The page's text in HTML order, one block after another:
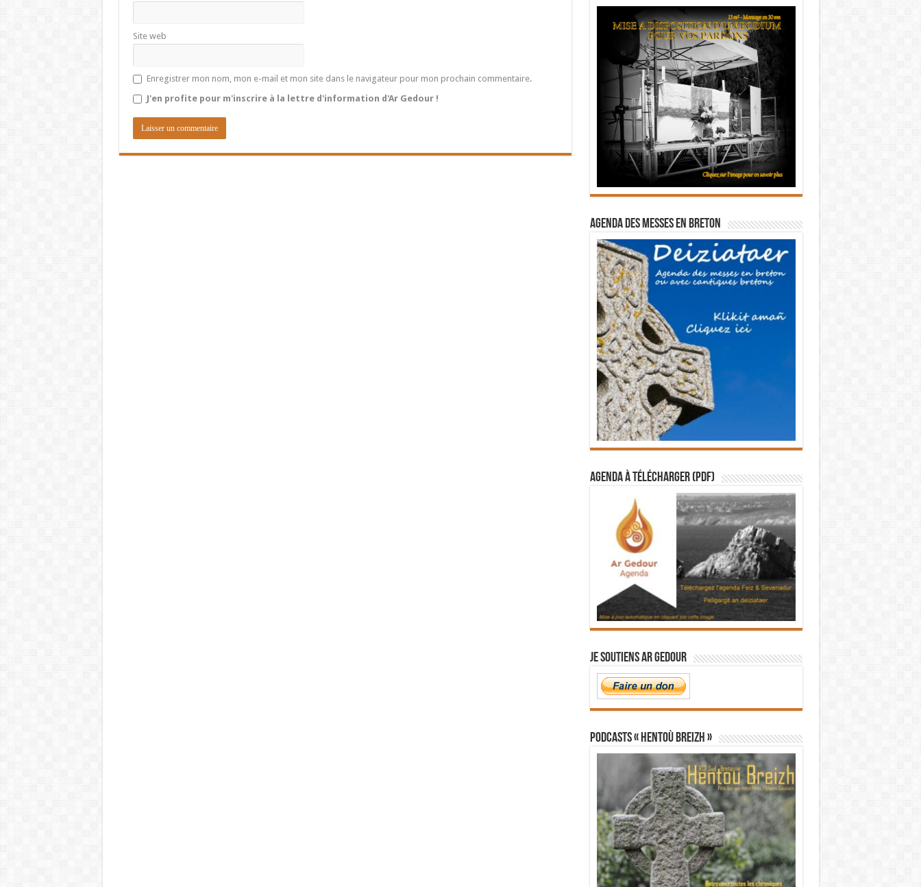
Site web
Enregistrer mon nom, mon e-mail et mon site dans le navigateur pour mon prochain commentaire.
J'en profite pour m'inscrire à la lettre d'information d'Ar Gedour !
Agenda des messes en breton
Agenda à télécharger (PDF)
Je soutiens Ar Gedour
PODCASTS « Hentoù Breizh »